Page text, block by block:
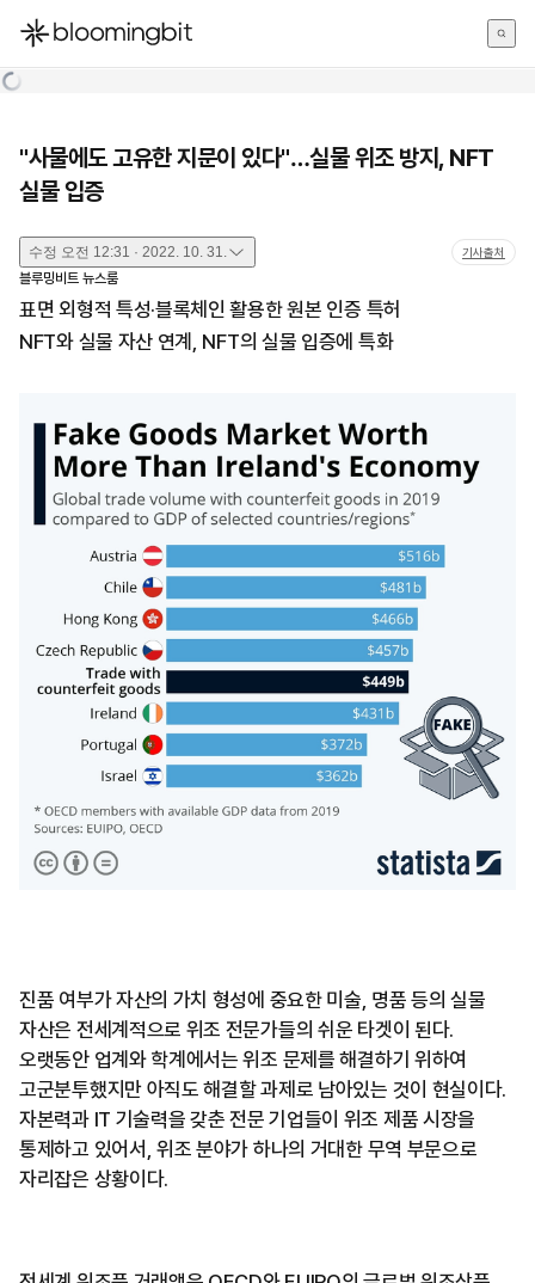
한국어
"사물에도 고유한 지문이 있다"…실물 위조 방지, NFT
실물 입증
수정 오전 12:31 · 2022. 10. 31. 기사출처
블루밍비트 뉴스룸
표면 외형적 특성·블록체인 활용한 원본 인증 특허
NFT와 실물 자산 연계, NFT의 실물 입증에 특화
진품 여부가 자산의 가치 형성에 중요한 미술, 명품 등의 실물
자산은 전세계적으로 위조 전문가들의 쉬운 타겟이 된다.
오랫동안 업계와 학계에서는 위조 문제를 해결하기 위하여
고군분투했지만 아직도 해결할 과제로 남아있는 것이 현실이다.
자본력과 IT 기술력을 갖춘 전문 기업들이 위조 제품 시장을
통제하고 있어서, 위조 분야가 하나의 거대한 무역 부문으로
자리잡은 상황이다.